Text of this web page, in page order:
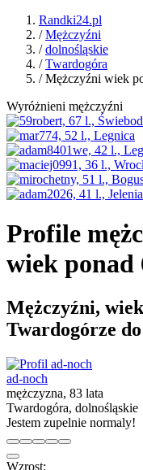
Randki24.pl
/Mężczyźni
/dolnośląskie
/Twardogóra
/ Mężczyźni wiek
Wyróżnieni mężczyźni
Profile
wiek ponad
Mężczyźni,
Twardogórze
ad-noch
mężczyzna, 83 lata
Twardogóra, dolnośląskie
Jestem zupelnie normaly!
Wzrost: